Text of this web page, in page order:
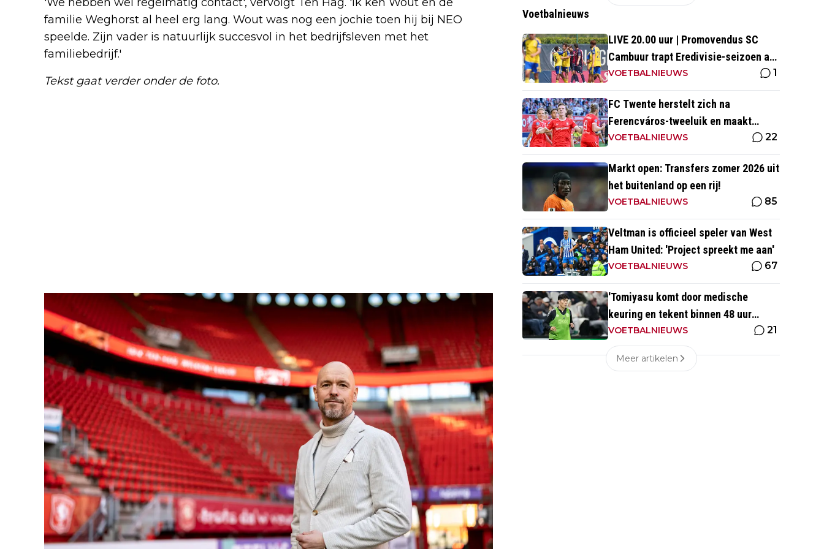
familie Weghorst al heel erg lang. Wout was nog een jochie toen hij bij NEO
speelde. Zijn vader is natuurlijk succesvol in het bedrijfsleven met het
familiebedrijf.'
Tekst gaat verder onder de foto.
Voetbalnieuws
LIVE 20.00 uur | Promovendus SC
Cambuur trapt Eredivisie-seizoen af
tegen Excelsior
VOETBALNIEUWS 1
FC Twente herstelt zich na
Ferencváros-tweeluik en maakt
gehakt van Slowaakse opponent
VOETBALNIEUWS 22
Markt open: Transfers zomer 2026 uit
het buitenland op een rij!
VOETBALNIEUWS 85
Veltman is officieel speler van West
Ham United: 'Project spreekt me aan'
VOETBALNIEUWS 67
'Tomiyasu komt door medische
keuring en tekent binnen 48 uur
contract bij nieuwe club'
VOETBALNIEUWS 21
Meer artikelen